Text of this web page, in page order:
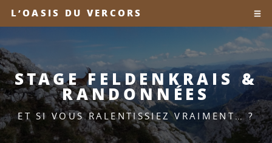
L’OASIS DU VERCORS
STAGE FELDENKRAIS &
RANDONNÉES
ET SI VOUS RALENTISSIEZ VRAIMENT… ?